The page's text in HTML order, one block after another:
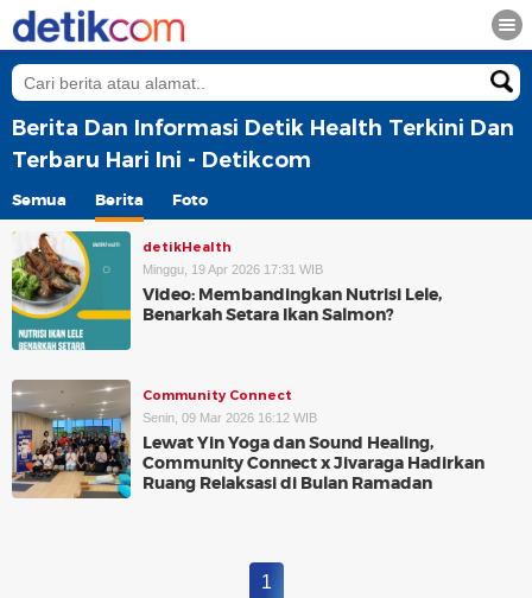
Berita Dan Informasi Detik Health Terkini Dan
Terbaru Hari Ini - Detikcom
Semua Berita Foto
detikHealth
Minggu, 19 Apr 2026 17:31 WIB
Video: Membandingkan Nutrisi Lele,
Benarkah Setara Ikan Salmon?
Community Connect
Senin, 09 Mar 2026 16:12 WIB
Lewat Yin Yoga dan Sound Healing,
Community Connect x Jivaraga Hadirkan
Ruang Relaksasi di Bulan Ramadan
1